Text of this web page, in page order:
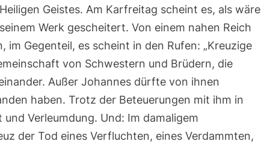
Joh
14,15-
16.23b-
Geistes. Am Karfreitag scheint es, als wäre
Werk gescheitert. Von einem nahen Reich
im Gegenteil, es scheint in den Rufen: „Kreuzige
von Schwestern und Brüdern, die
Außer Johannes dürfte von ihnen
haben. Trotz der Beteuerungen mit ihm in
Verleumdung. Und: Im damaligem
der Tod eines Verfluchten, eines Verdammten,